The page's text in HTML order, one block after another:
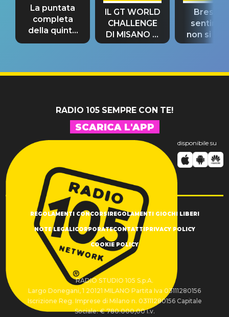
La puntata
completa
della quinta
tappa
IL GT WORLD
CHALLENGE
DI MISANO si
riconferma
Bresh:
non si
fino alla
RADIO 105 SEMPRE CON TE!
SCARICA L'APP
disponibile su
REGOLAMENTI CONCORSI REGOLAMENTI GIOCHI LIBERI
NOTE LEGALI CORPORATECONTATTI PRIVACY POLICY
COOKIE POLICY
RADIO STUDIO 105 S.p.A.
Largo Donegani, 1 20121 MILANO Partita Iva 03111280156
Iscrizione Reg. Imprese di Milano n. 03111280156 Capitale
Sociale: € 780.000,00 i.v.